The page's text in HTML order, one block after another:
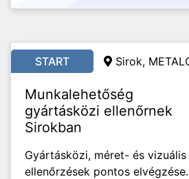
START Sirok,
Munkalehetőség
gyártásközi ellenőrnek
Sirokban
Gyártásközi, méret- és vizuális
ellenőrzések pontos